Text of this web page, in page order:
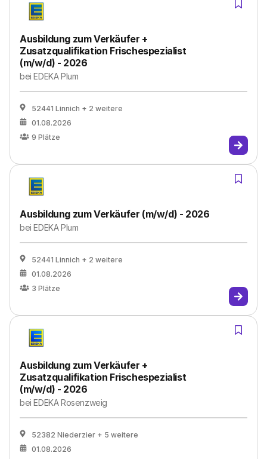
Ausbildung zum Verkäufer +
Zusatzqualifikation Frischespezialist
(m/w/d) - 2026
beiEDEKA Plum
52441 Linnich + 2 weitere
01.08.2026
9 Plätze
Ausbildung zum Verkäufer (m/w/d) - 2026
beiEDEKA Plum
52441 Linnich + 2 weitere
01.08.2026
3 Plätze
Ausbildung zum Verkäufer +
Zusatzqualifikation Frischespezialist
(m/w/d) - 2026
beiEDEKA Rosenzweig
52382 Niederzier + 5 weitere
01.08.2026